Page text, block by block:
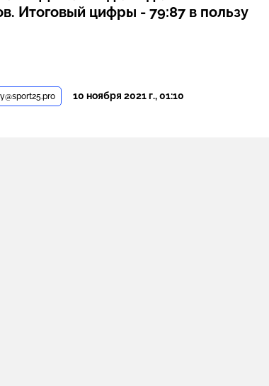
Итоговый цифры - 79:87 в пользу
10 ноября 2021 г., 01:10